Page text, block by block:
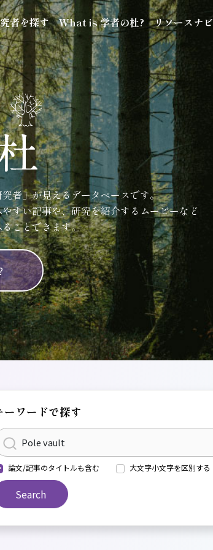
者を探す What is 学者の杜? リソースナビ
者」が見えるデータベースです。
すい記事や、研究を紹介するムービーなど
ことできます。
ーワードで探す
論文/記事のタイトルも含む 大文字小文字を区別する
Search